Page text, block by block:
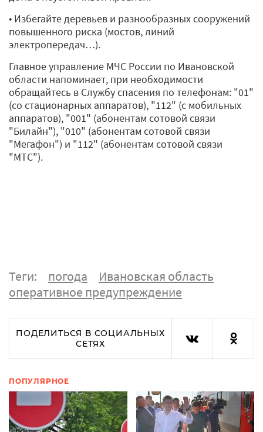
• Избегайте деревьев и разнообразных сооружений
повышенного риска (мостов, линий
электропередач…).
Главное управление МЧС России по Ивановской
области напоминает, при необходимости
обращайтесь в Службу спасения по телефонам: "01"
(со стационарных аппаратов), "112" (с мобильных
аппаратов), "001" (абонентам сотовой связи
"Билайн"), "010" (абонентам сотовой связи
"Мегафон") и "112" (абонентам сотовой связи
"МТС").
Теги: погода
Ивановская область
оперативное предупреждение
ПОДЕЛИТЬСЯ В СОЦИАЛЬНЫХ
СЕТЯХ
ПОПУЛЯРНОЕ